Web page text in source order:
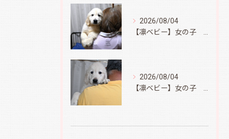
2026/08/04
【凛ベビー】女の子 Ⅱ
2026/08/04
【凛ベビー】女の子 Ⅰ